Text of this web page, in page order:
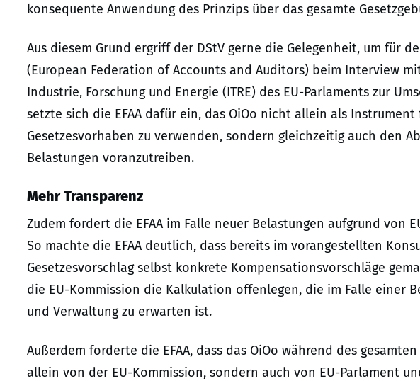
konsequente Anwendung des Prinzips über das gesamte
Aus diesem Grund ergriff der DStV gerne die Gelegenheit, um für
(European Federation of Accounts and Auditors) beim Interview
Industrie, Forschung und Energie (ITRE) des EU-Parlaments zur
setzte sich die EFAA dafür ein, das OiOo nicht allein als
Gesetzesvorhaben zu verwenden, sondern gleichzeitig auch den
Belastungen voranzutreiben.
Mehr Transparenz
Zudem fordert die EFAA im Falle neuer Belastungen aufgrund von
So machte die EFAA deutlich, dass bereits im vorangestellten
Gesetzesvorschlag selbst konkrete Kompensationsvorschläge
die EU-Kommission die Kalkulation offenlegen, die im Falle einer
und Verwaltung zu erwarten ist.
Außerdem forderte die EFAA, dass das OiOo während des
allein von der EU-Kommission, sondern auch von EU-Parlament